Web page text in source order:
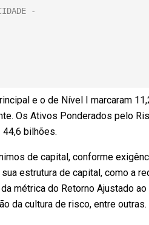
e o de Nível I marcaram
Os Ativos Ponderados pelo
bilhões.
de capital, conforme
estrutura de capital, como a
métrica do Retorno Ajustado
da cultura de risco, entre outras.